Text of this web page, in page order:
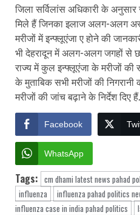
जिला सर्विलांस अधिकारी के अनुसार
मिले हैं जिनका इलाज अलग-अलग
मरीजों में इन्फ्लूएंजा ए होने की
भी देहरादून में अलग-अलग जगहों से
राज्य में कुल इन्फ्लूएंजा के मरीजों की
के मुताबिक सभी मरीजों की
मरीजों की जांच बढ़ाने के निर्देश दिए हैं.
Facebook
WhatsApp
Tags: cm dhami latest news pahad
influenza
influenza pahad politics
influenza case in india pahad politics